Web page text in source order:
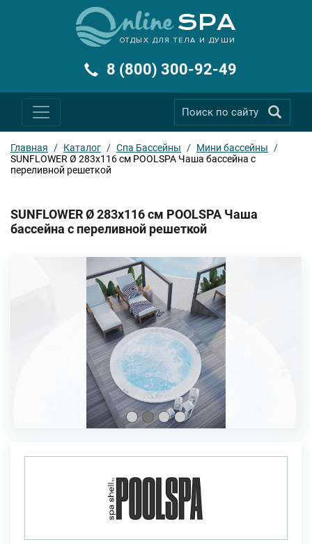
ОТДЫХ ДЛЯ ТЕЛА И ДУШИ
8 (800) 300-92-49
Главная / Каталог / Спа Бассейны / Мини бассейны
/
SUNFLOWER Ø 283х116 см POOLSPA Чаша бассейна с
переливной решеткой
SUNFLOWER Ø 283х116 см POOLSPA Чаша
бассейна с переливной решеткой